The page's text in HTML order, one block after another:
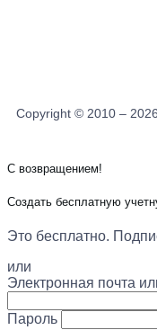
Copyright © 2010 –
С возвращением!
Создать бесплатную
Это бесплатно.
или
Электронная почта
Пароль